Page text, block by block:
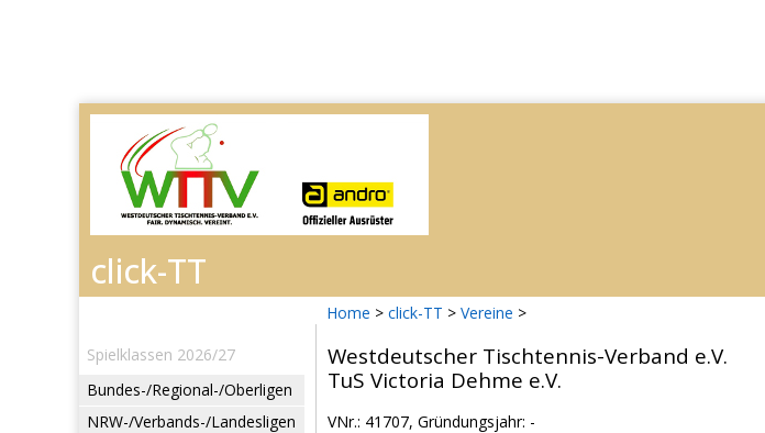
Home > click-TT > Vereine >
Spielklassen 2026/27
Bundes-/Regional-/Oberligen
NRW-/Verbands-/Landesligen
Westdeutscher Tischtennis-Verband e.V.
TuS Victoria Dehme e.V.
VNr.: 41707, Gründungsjahr: -